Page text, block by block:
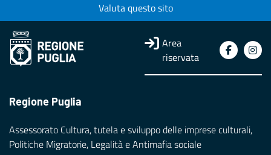
Valuta questo sito
Area
riservata
Regione Puglia
Assessorato Cultura, tutela e sviluppo delle imprese culturali,
Politiche Migratorie, Legalità e Antimafia sociale